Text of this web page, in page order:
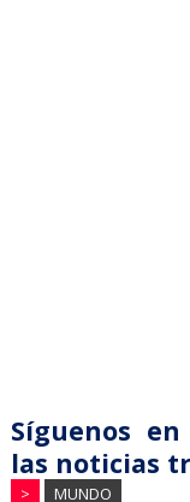
Síguenos
las noticias
> MUNDO